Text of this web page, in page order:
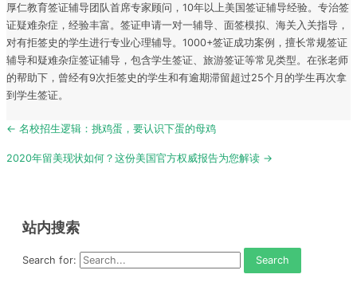
厚仁教育签证辅导团队首席专家顾问，10年以上美国签证辅导经验。专治签
证疑难杂症，经验丰富。签证申请一对一辅导、面签模拟、海关入关指导，
对有拒签史的学生进行专业心理辅导。1000+签证成功案例，擅长常规签证
辅导和疑难杂症签证辅导，包含学生签证、旅游签证等常见类型。在张老师
的帮助下，曾经有9次拒签史的学生和有逾期滞留超过25个月的学生再次拿
到学生签证。
Post
← 名校招生逻辑：挑鸡蛋，要认识下蛋的母鸡
2020年留美现状如何？这份美国官方权威报告为您解读 →
站内搜索
Search for: